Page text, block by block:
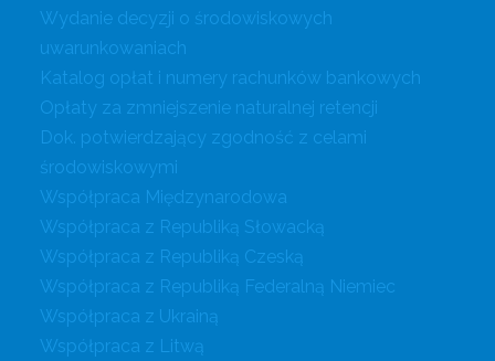
Wydanie decyzji o środowiskowych
uwarunkowaniach
Katalog opłat i numery rachunków bankowych
Opłaty za zmniejszenie naturalnej retencji
Dok. potwierdzający zgodność z celami
środowiskowymi
Współpraca Międzynarodowa
Współpraca z Republiką Słowacką
Współpraca z Republiką Czeską
Współpraca z Republiką Federalną Niemiec
Współpraca z Ukrainą
Współpraca z Litwą